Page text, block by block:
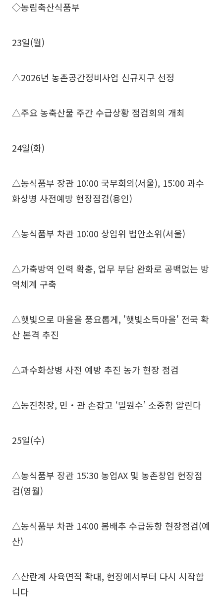
◇농림축산식품부
23일(월)
△2026년 농촌공간정비사업 신규지구 선정
△주요 농축산물 주간 수급상황 점검회의 개최
24일(화)
△농식품부 장관 10:00 국무회의(서울), 15:00 과수
화상병 사전예방 현장점검(용인)
△농식품부 차관 10:00 상임위 법안소위(서울)
△가축방역 인력 확충, 업무 부담 완화로 공백없는 방
역체계 구축
△햇빛으로 마을을 풍요롭게, '햇빛소득마을' 전국 확
산 본격 추진
△과수화상병 사전 예방 추진 농가 현장 점검
△농진청장, 민‧관 손잡고 ‘밀원수’ 소중함 알린다
25일(수)
△농식품부 장관 15:30 농업AX 및 농촌창업 현장점
검(영월)
△농식품부 차관 14:00 봄배추 수급동향 현장점검(예
산)
△산란계 사육면적 확대, 현장에서부터 다시 시작합
니다